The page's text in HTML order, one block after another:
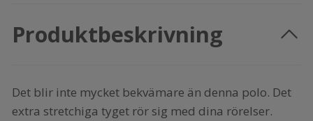
Produktbeskrivning
Det blir inte mycket bekvämare än denna polo. Det
extra stretchiga tyget rör sig med dina rörelser.